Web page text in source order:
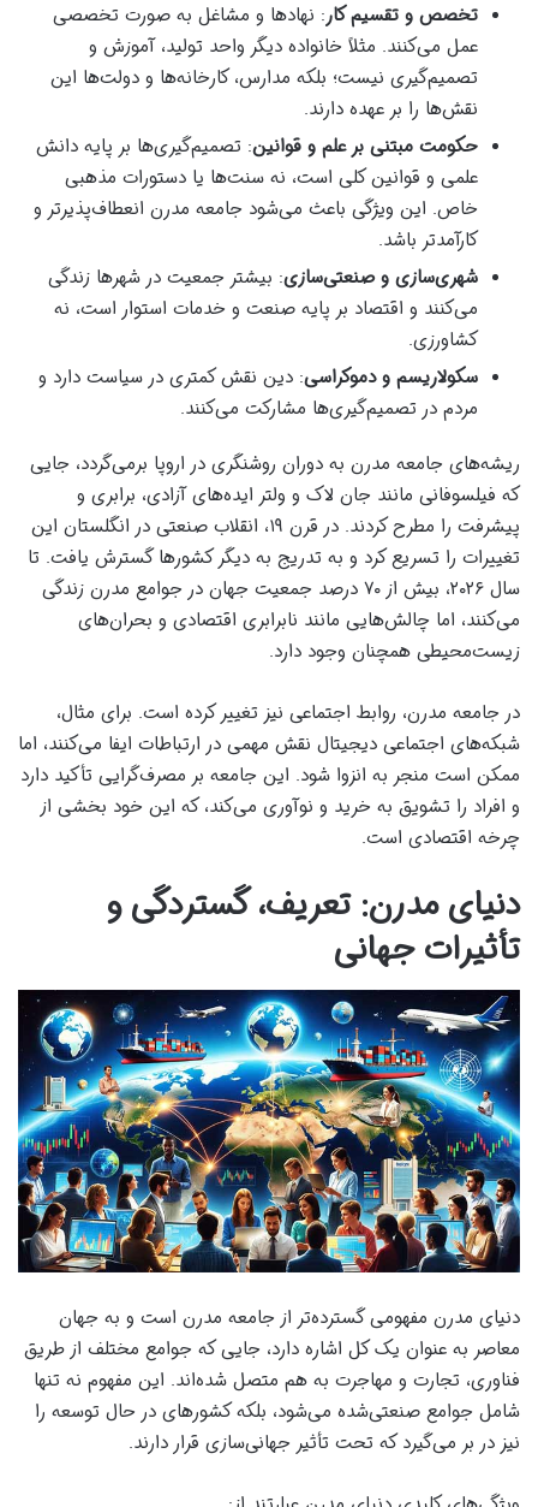
تخصص و تقسیم کار: نهادها و مشاغل به صورت تخصصی
عمل می‌کنند. مثلاً خانواده دیگر واحد تولید، آموزش و
تصمیم‌گیری نیست؛ بلکه مدارس، کارخانه‌ها و دولت‌ها این
نقش‌ها را بر عهده دارند.
حکومت مبتنی بر علم و قوانین: تصمیم‌گیری‌ها بر پایه دانش
علمی و قوانین کلی است، نه سنت‌ها یا دستورات مذهبی
خاص. این ویژگی باعث می‌شود جامعه مدرن انعطاف‌پذیرتر و
کارآمدتر باشد.
شهری‌سازی و صنعتی‌سازی: بیشتر جمعیت در شهرها زندگی
می‌کنند و اقتصاد بر پایه صنعت و خدمات استوار است، نه
کشاورزی.
سکولاریسم و دموکراسی: دین نقش کمتری در سیاست دارد و
مردم در تصمیم‌گیری‌ها مشارکت می‌کنند.
ریشه‌های جامعه مدرن به دوران روشنگری در اروپا برمی‌گردد، جایی
که فیلسوفانی مانند جان لاک و ولتر ایده‌های آزادی، برابری و
پیشرفت را مطرح کردند. در قرن ۱۹، انقلاب صنعتی در انگلستان این
تغییرات را تسریع کرد و به تدریج به دیگر کشورها گسترش یافت. تا
سال ۲۰۲۶، بیش از ۷۰ درصد جمعیت جهان در جوامع مدرن زندگی
می‌کنند، اما چالش‌هایی مانند نابرابری اقتصادی و بحران‌های
زیست‌محیطی همچنان وجود دارد.
در جامعه مدرن، روابط اجتماعی نیز تغییر کرده است. برای مثال،
شبکه‌های اجتماعی دیجیتال نقش مهمی در ارتباطات ایفا می‌کنند، اما
ممکن است منجر به انزوا شود. این جامعه بر مصرف‌گرایی تأکید دارد
و افراد را تشویق به خرید و نوآوری می‌کند، که این خود بخشی از
چرخه اقتصادی است.
دنیای مدرن: تعریف، گستردگی و
تأثیرات جهانی
دنیای مدرن مفهومی گسترده‌تر از جامعه مدرن است و به جهان
معاصر به عنوان یک کل اشاره دارد، جایی که جوامع مختلف از طریق
فناوری، تجارت و مهاجرت به هم متصل شده‌اند. این مفهوم نه تنها
شامل جوامع صنعتی‌شده می‌شود، بلکه کشورهای در حال توسعه را
نیز در بر می‌گیرد که تحت تأثیر جهانی‌سازی قرار دارند.